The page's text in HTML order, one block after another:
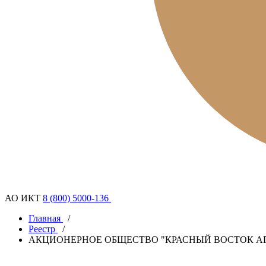
АО ИКТ 8 (800) 5000-136
Главная
/
Реестр
/
АКЦИОНЕРНОЕ ОБЩЕСТВО "КРАСНЫЙ ВОСТОК